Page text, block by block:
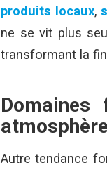
produits locaux,
ne se vit plus
transformant la
Autre tendance